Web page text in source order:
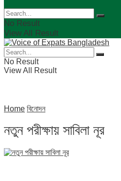
No Result
View All Result
No Result
View All Result
Home বিনোদন
নতুন পরীক্ষায় সাবিলা নূর